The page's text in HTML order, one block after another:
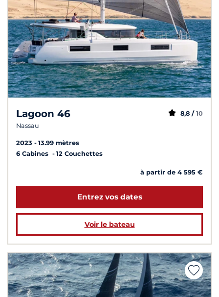
Lagoon 46
Nassau
8,8 / 10
2023
13.99 mètres
6 Cabines
12 Couchettes
à partir de 4 595 €
Entrez vos dates
Voir le bateau